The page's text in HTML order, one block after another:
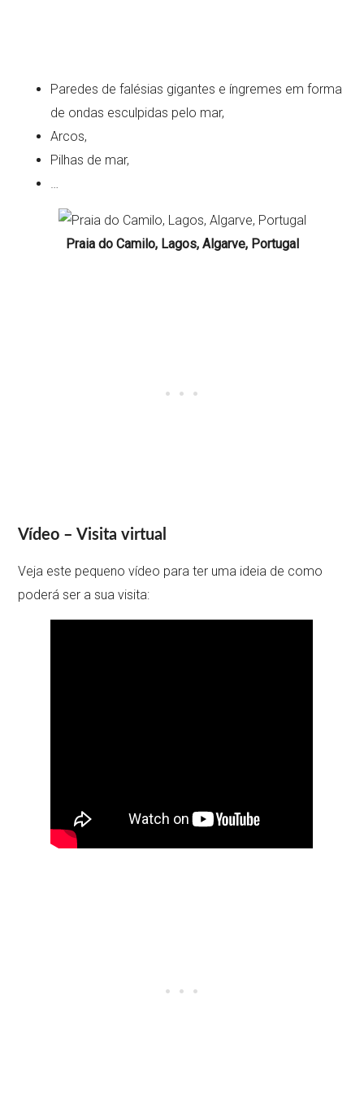
Paredes de falésias gigantes e íngremes em forma
de ondas esculpidas pelo mar,
Arcos,
Pilhas de mar,
…
Praia do Camilo, Lagos, Algarve, Portugal
Vídeo – Visita virtual
Veja este pequeno vídeo para ter uma ideia de como
poderá ser a sua visita: